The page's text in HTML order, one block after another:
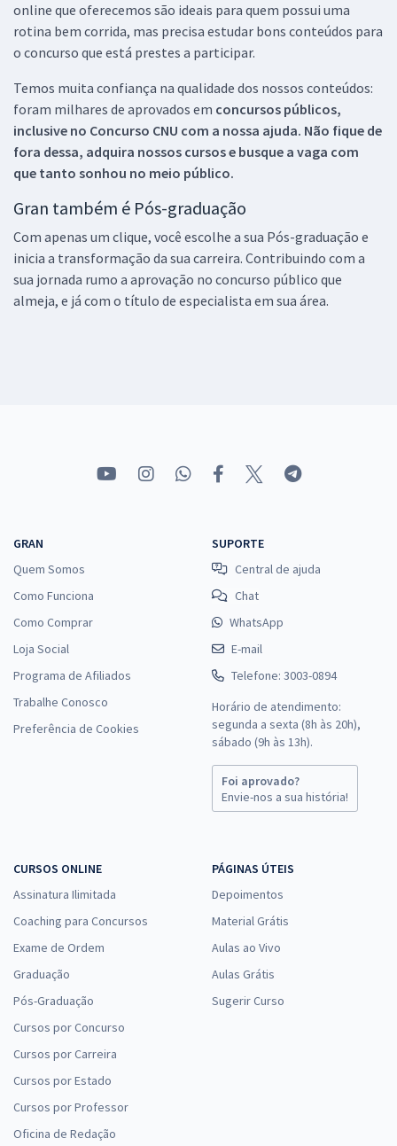
online que oferecemos são ideais para quem possui uma
rotina bem corrida, mas precisa estudar bons conteúdos para
o concurso que está prestes a participar.
Temos muita confiança na qualidade dos nossos conteúdos:
foram milhares de aprovados em concursos públicos,
inclusive no Concurso CNU com a nossa ajuda. Não fique de
fora dessa, adquira nossos cursos e busque a vaga com
que tanto sonhou no meio público.
Gran também é Pós-graduação
Com apenas um clique, você escolhe a sua Pós-graduação e
inicia a transformação da sua carreira. Contribuindo com a
sua jornada rumo a aprovação no concurso público que
almeja, e já com o título de especialista em sua área.
GRAN
Quem Somos
Como Funciona
Como Comprar
Loja Social
Programa de Afiliados
Trabalhe Conosco
Preferência de Cookies
SUPORTE
Central de ajuda
Chat
WhatsApp
E-mail
Telefone: 3003-0894
Horário de atendimento:
segunda a sexta (8h às 20h),
sábado (9h às 13h).
Foi aprovado?
Envie-nos a sua história!
CURSOS ONLINE
Assinatura Ilimitada
Coaching para Concursos
Exame de Ordem
Graduação
Pós-Graduação
Cursos por Concurso
Cursos por Carreira
Cursos por Estado
Cursos por Professor
Oficina de Redação
PÁGINAS ÚTEIS
Depoimentos
Material Grátis
Aulas ao Vivo
Aulas Grátis
Sugerir Curso